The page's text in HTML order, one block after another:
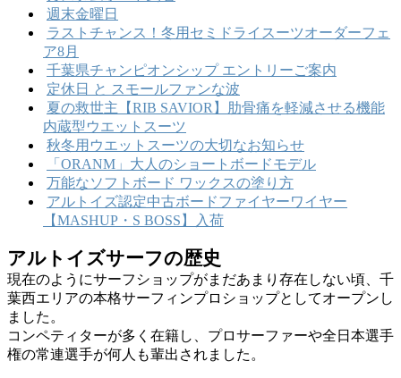
週末金曜日
ラストチャンス！冬用セミドライスーツオーダーフェ
ア8月
千葉県チャンピオンシップ エントリーご案内
定休日 と スモールファンな波
夏の救世主【RIB SAVIOR】肋骨痛を軽減させる機能
内蔵型ウエットスーツ
秋冬用ウエットスーツの大切なお知らせ
「ORANM」大人のショートボードモデル
万能なソフトボード ワックスの塗り方
アルトイズ認定中古ボードファイヤーワイヤー
【MASHUP・S BOSS】入荷
アルトイズサーフの歴史
現在のようにサーフショップがまだあまり存在しない頃、千
葉西エリアの本格サーフィンプロショップとしてオープンし
ました。
コンペティターが多く在籍し、プロサーファーや全日本選手
権の常連選手が何人も輩出されました。